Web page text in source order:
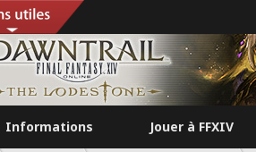
Informations Jouer à FFXIV